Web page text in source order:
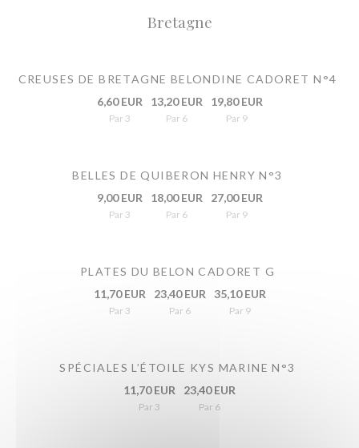
Bretagne
CREUSES DE BRETAGNE BELONDINE CADORET N°4
6,60 EUR
Par 3
13,20 EUR
Par 6
19,80 EUR
Par 9
BELLES DE QUIBERON HENRY N°3
9,00 EUR
Par 3
18,00 EUR
Par 6
27,00 EUR
Par 9
PLATES DU BELON CADORET G
11,70 EUR
Par 3
23,40 EUR
Par 6
35,10 EUR
Par 9
SPÉCIALES L’ÉTOILE KYS MARINE N°3
11,70 EUR
Par 3
23,40 EUR
Par 6